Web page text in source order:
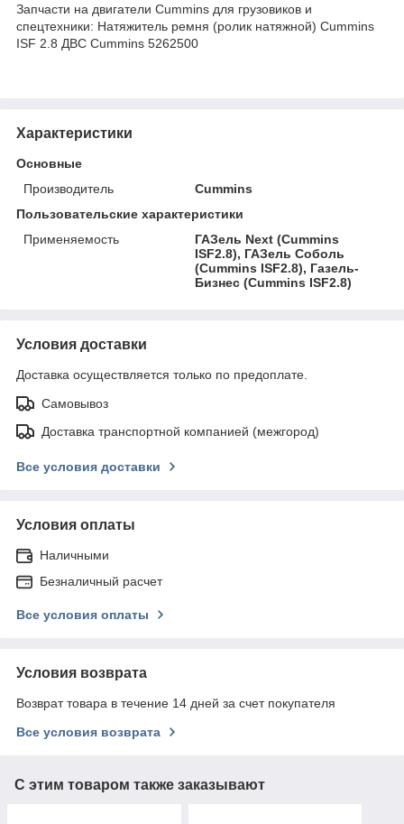
Запчасти на двигатели Cummins для грузовиков и
спецтехники: Натяжитель ремня (ролик натяжной) Cummins
ISF 2.8 ДВС Cummins 5262500
Характеристики
Основные
Производитель
Cummins
Пользовательские характеристики
Применяемость
ГАЗель Next (Cummins
ISF2.8), ГАЗель Соболь
(Cummins ISF2.8), Газель-
Бизнес (Cummins ISF2.8)
Условия доставки
Доставка осуществляется только по предоплате.
Самовывоз
Доставка транспортной компанией (межгород)
Все условия доставки
Условия оплаты
Наличными
Безналичный расчет
Все условия оплаты
Условия возврата
Возврат товара в течение 14 дней за счет покупателя
Все условия возврата
С этим товаром также заказывают